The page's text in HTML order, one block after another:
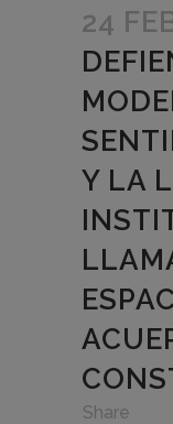
24
Y LA
Share